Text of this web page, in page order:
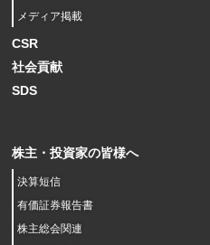
メディア掲載
CSR
社会貢献
SDS
株主・投資家の皆様へ
決算短信
有価証券報告書
株主総会関連